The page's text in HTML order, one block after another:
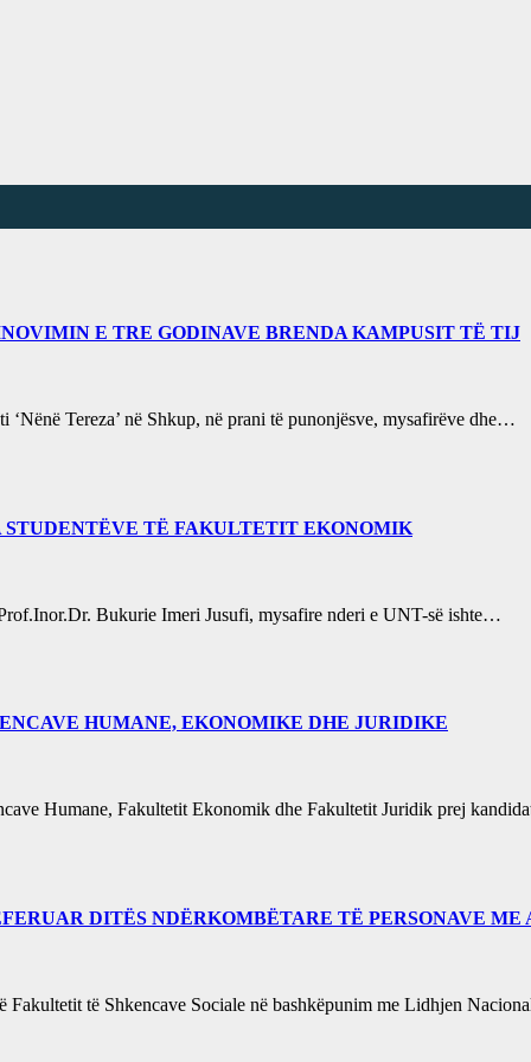
E TRE GODINAVE BRENDA KAMPUSIT TË TIJ
Tereza’ në Shkup, në prani të punonjësve, mysafirëve dhe…
TË FAKULTETIT EKONOMIK
Bukurie Imeri Jusufi, mysafire nderi e UNT-së ishte…
HUMANE, EKONOMIKE DHE JURIDIKE
Humane, Fakultetit Ekonomik dhe Fakultetit Juridik prej
DITËS NDËRKOMBËTARE TË PERSONAVE
Fakultetit të Shkencave Sociale në bashkëpunim me Lidhjen